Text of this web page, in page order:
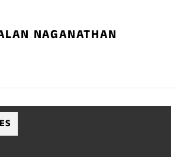
NAGANATHAN